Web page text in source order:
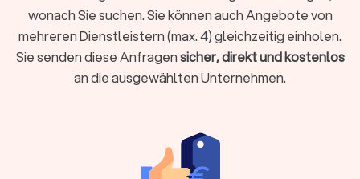
gestaltet eine strukturierte Benutzerführung und
programmiert präzise. Dabei achtet er auf Ladezeiten,
Barrierefreiheit, mobile Darstellung und DSGVO-Konformität.
So entsteht eine Website, die wirkt, gefunden wird und
langfristig stabil läuft.
Beratung, Zielbild, Seitenstruktur, Wireframes
wonach Sie suchen. Sie können auch Angebote von
mehreren Dienstleistern (max. 4) gleichzeitig einholen.
Sie senden diese Anfragensicher, direkt und kostenlos
an die ausgewählten Unternehmen.